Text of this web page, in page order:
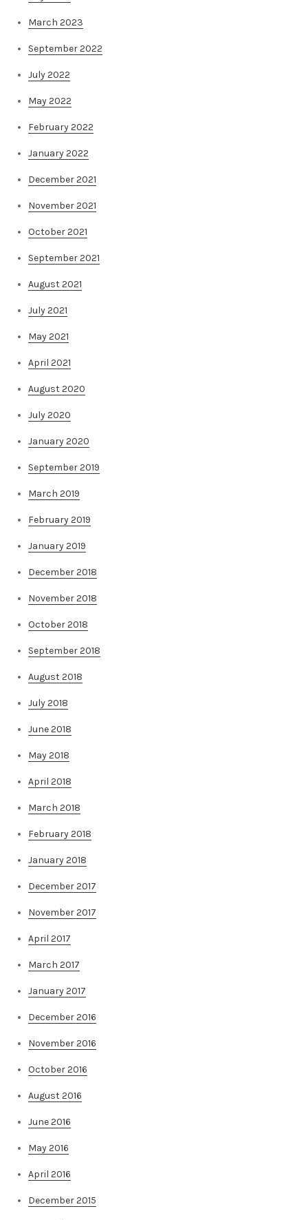
March 2023
September 2022
July 2022
May 2022
February 2022
January 2022
December 2021
November 2021
October 2021
September 2021
August 2021
July 2021
May 2021
April 2021
August 2020
July 2020
January 2020
September 2019
March 2019
February 2019
January 2019
December 2018
November 2018
October 2018
September 2018
August 2018
July 2018
June 2018
May 2018
April 2018
March 2018
February 2018
January 2018
December 2017
November 2017
April 2017
March 2017
January 2017
December 2016
November 2016
October 2016
August 2016
June 2016
May 2016
April 2016
December 2015